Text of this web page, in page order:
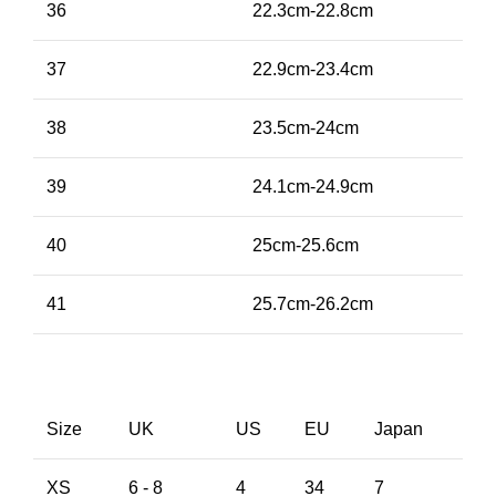
36 22.3cm-22.8cm
37 22.9cm-23.4cm
38 23.5cm-24cm
39 24.1cm-24.9cm
40 25cm-25.6cm
41 25.7cm-26.2cm
Size UK US EU Japan
XS 6 - 8 4 34 7